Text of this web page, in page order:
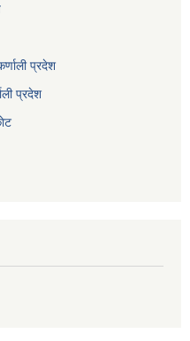
प्रदेश
प्रदेश